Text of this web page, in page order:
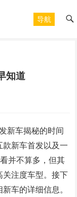
导航
知道
新车揭秘的时间
款新车首发以及一
并不算多，但其
关注度车型。接下
车的详细信息。